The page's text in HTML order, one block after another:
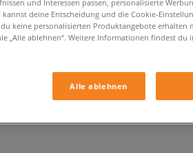
und Interessen passen, personalisierte
deine Entscheidung und die Cookie-
keine personalisierten Produktangebote erhalten
„Alle ablehnen“. Weitere Informationen findest du
Alle ablehnen